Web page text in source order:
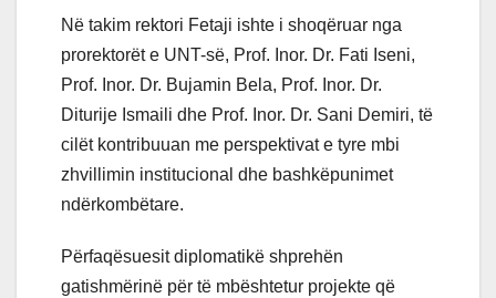
Në takim rektori Fetaji ishte i shoqëruar nga
prorektorët e UNT-së, Prof. Inor. Dr. Fati Iseni,
Prof. Inor. Dr. Bujamin Bela, Prof. Inor. Dr.
Diturije Ismaili dhe Prof. Inor. Dr. Sani Demiri, të
cilët kontribuuan me perspektivat e tyre mbi
zhvillimin institucional dhe bashkëpunimet
ndërkombëtare.
Përfaqësuesit diplomatikë shprehën
gatishmërinë për të mbështetur projekte që